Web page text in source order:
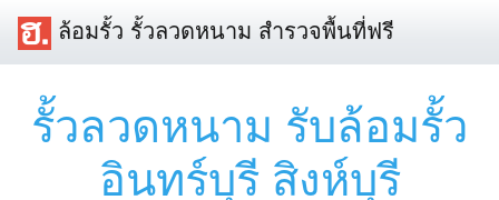
ล้อมรั้ว รั้วลวดหนาม สำรวจพื้นที่ฟรี
รั้วลวดหนาม รับล้อมรั้ว
อินทร์บุรี สิงห์บุรี